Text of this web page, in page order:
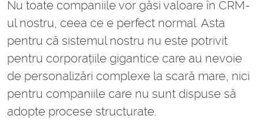
Nu toate companiile vor găsi valoare în CRM-
ul nostru, ceea ce e perfect normal. Asta
pentru că sistemul nostru nu este potrivit
pentru corporațiile gigantice care au nevoie
de personalizări complexe la scară mare, nici
pentru companiile care nu sunt dispuse să
adopte procese structurate.